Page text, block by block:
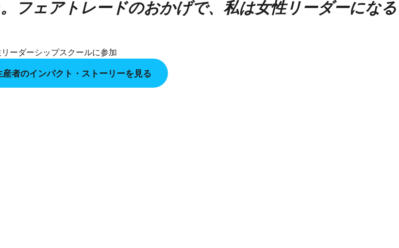
フェアトレードのおかげで、私は女性リーダーになる
ーダーシップスクールに参加
産者のインパクト・ストーリーを見る